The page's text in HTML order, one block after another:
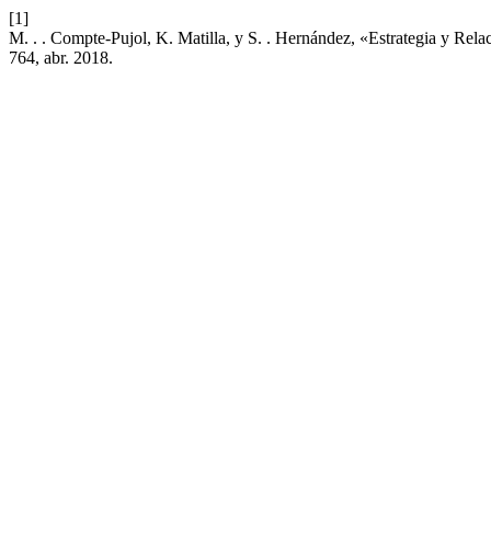
[1]
M. . . Compte-Pujol, K. Matilla, y S. . Hernández, «Estrategia y
764, abr. 2018.